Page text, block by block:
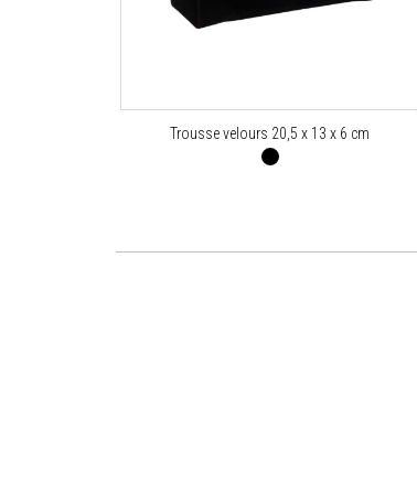
Trousse velours 20,5 x 13 x 6 cm